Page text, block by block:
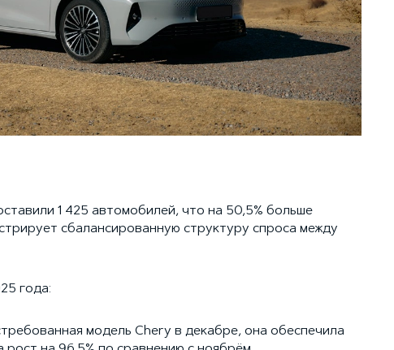
1 425 автомобилей, что на 50,5% больше
сбалансированную структуру спроса между
года:
модель Chery в декабре, она обеспечила